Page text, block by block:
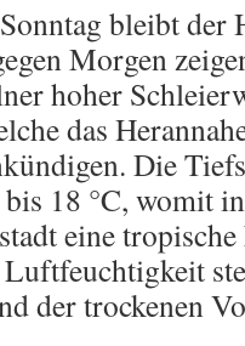
bleibt der
Morgen
hoher
das
Die
18 °C, womit
eine
der trockenen